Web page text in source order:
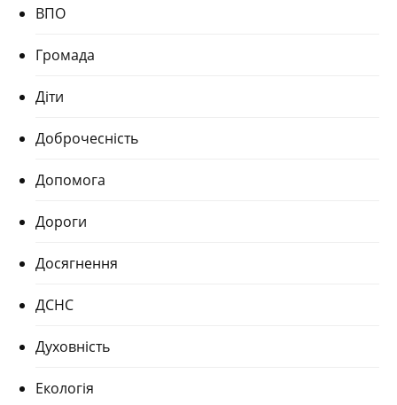
ВПО
Громада
Діти
Доброчесність
Допомога
Дороги
Досягнення
ДСНС
Духовність
Екологія